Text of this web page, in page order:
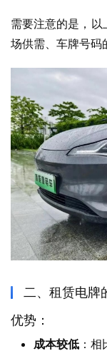
需要注意的是，
场供需、车牌号码
二、租赁电牌
优势：
成本较低 ：